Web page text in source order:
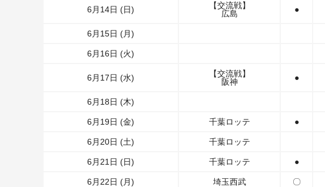
6月14日 (日)
【交流戦】
広島
●
6月15日 (月)
6月16日 (火)
6月17日 (水)
【交流戦】
阪神
●
6月18日 (木)
6月19日 (金) 千葉ロッテ ●
6月20日 (土) 千葉ロッテ
6月21日 (日) 千葉ロッテ ●
6月22日 (月) 埼玉西武 〇